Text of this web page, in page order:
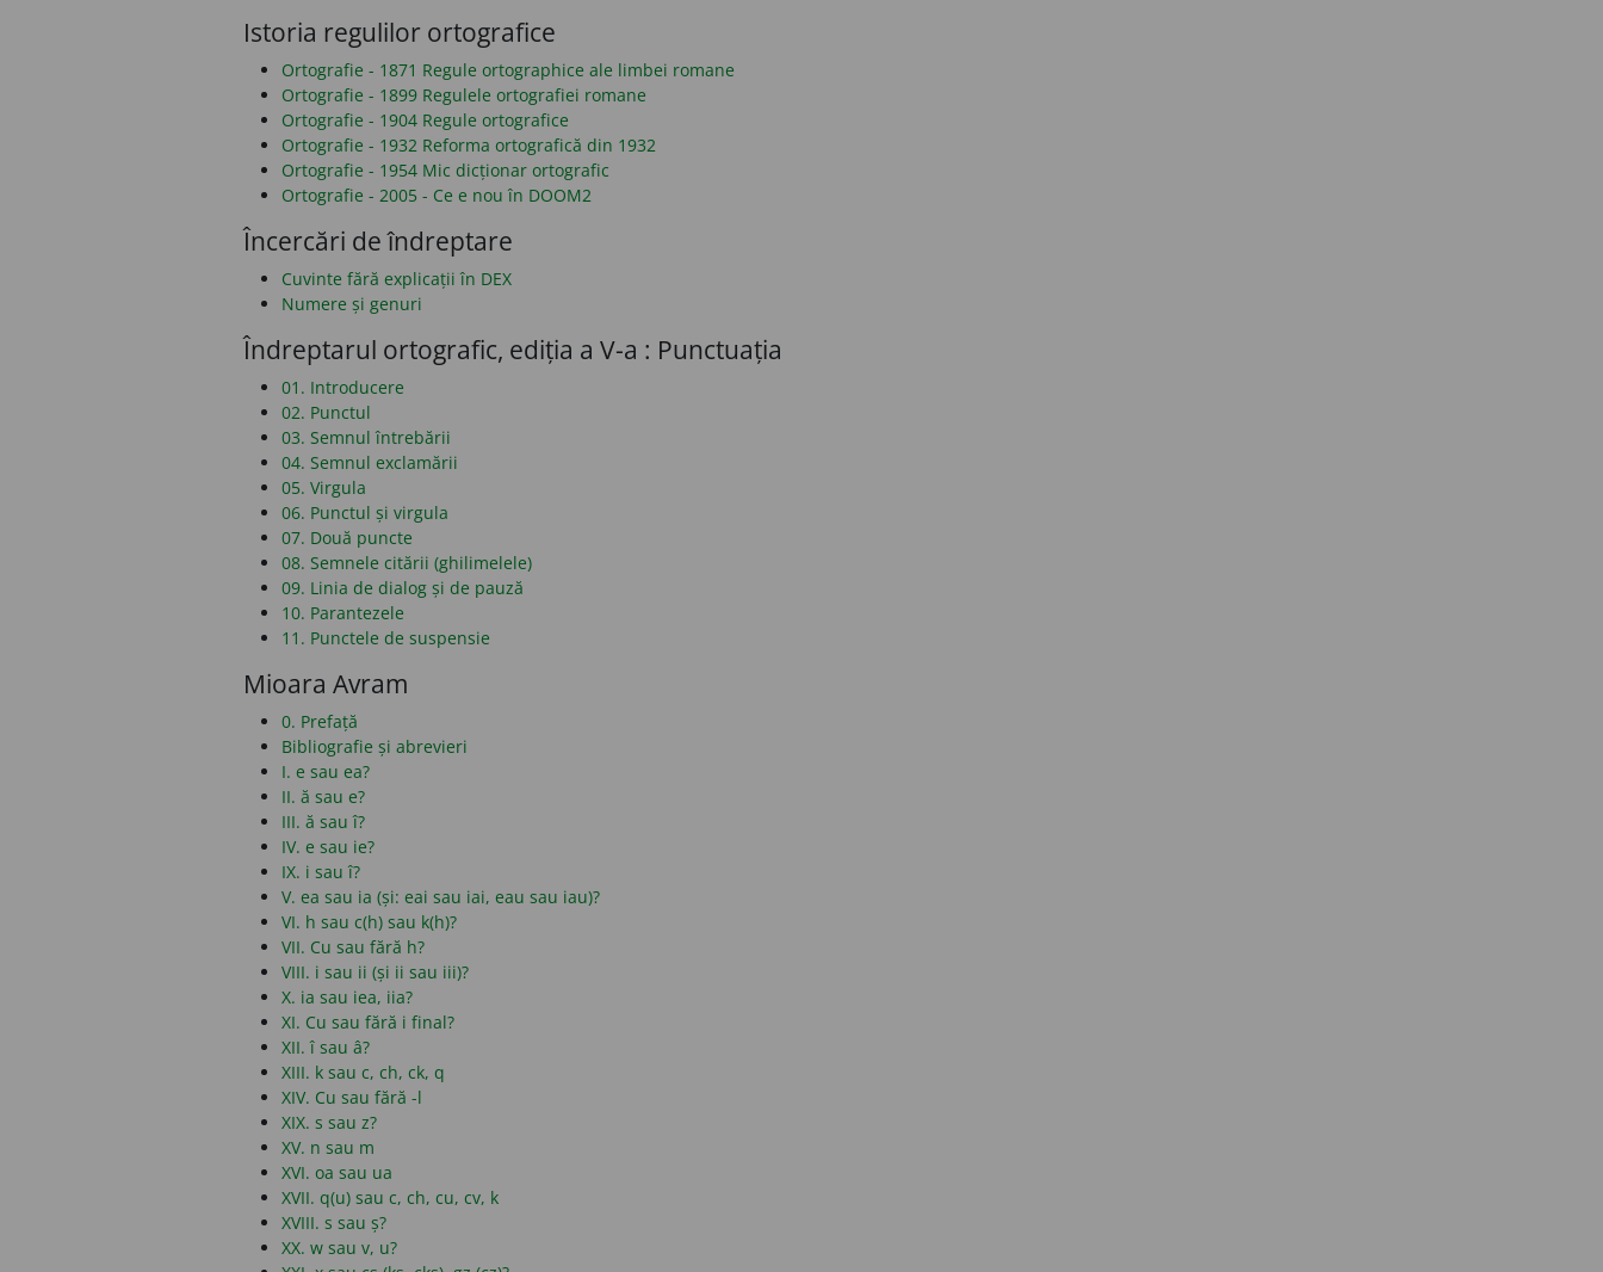
Istoria regulilor ortografice
Ortografie - 1871 Regule ortographice ale limbei romane
Ortografie - 1899 Regulele ortografiei romane
Ortografie - 1904 Regule ortografice
Ortografie - 1932 Reforma ortografică din 1932
Ortografie - 1954 Mic dicționar ortografic
Ortografie - 2005 - Ce e nou în DOOM2
Încercări de îndreptare
Cuvinte fără explicații în DEX
Numere și genuri
Îndreptarul ortografic, ediția a V-a : Punctuația
01. Introducere
02. Punctul
03. Semnul întrebării
04. Semnul exclamării
05. Virgula
06. Punctul și virgula
07. Două puncte
08. Semnele citării (ghilimelele)
09. Linia de dialog și de pauză
10. Parantezele
11. Punctele de suspensie
Mioara Avram
0. Prefață
Bibliografie și abrevieri
I. e sau ea?
II. ă sau e?
III. ă sau î?
IV. e sau ie?
IX. i sau î?
V. ea sau ia (și: eai sau iai, eau sau iau)?
VI. h sau c(h) sau k(h)?
VII. Cu sau fără h?
VIII. i sau ii (și ii sau iii)?
X. ia sau iea, iia?
XI. Cu sau fără i final?
XII. î sau â?
XIII. k sau c, ch, ck, q
XIV. Cu sau fără -l
XIX. s sau z?
XV. n sau m
XVI. oa sau ua
XVII. q(u) sau c, ch, cu, cv, k
XVIII. s sau ș?
XX. w sau v, u?